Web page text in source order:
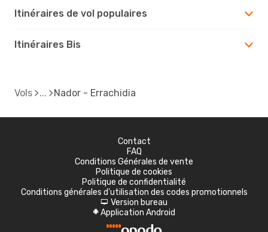
Itinéraires de vol populaires
Itinéraires Bis
Vols Nador - Errachidia
Contact
FAQ
Conditions Générales de vente
Politique de cookies
Politique de confidentialité
Conditions générales d'utilisation des codes promotionnels
d Version bureau
A Application Android